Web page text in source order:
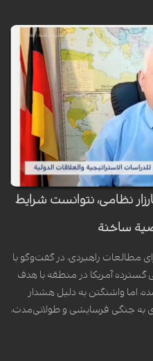
نظامی، نتوانست شرایط
ساخنة
مطالعات راهبردی، در گفت‌وگو با
گسترده آمریکا در منطقه با هدف
اما واشنگتن به دلیل هشدار
به جنگی فرسایشی و طولانی‌مدت،